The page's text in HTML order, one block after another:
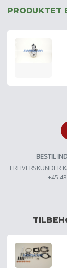
PRODUKTET
BESTIL
ERHVERSKUNDER
+45